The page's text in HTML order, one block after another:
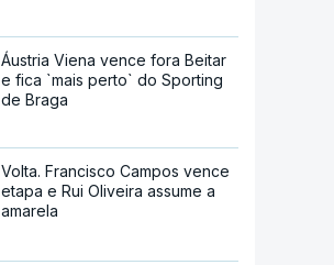
Áustria Viena vence fora Beitar
e fica `mais perto` do Sporting
de Braga
Volta. Francisco Campos vence
etapa e Rui Oliveira assume a
amarela